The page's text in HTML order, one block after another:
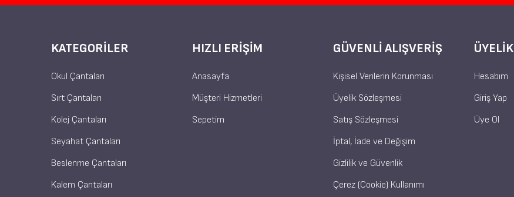
KATEGORILER
Okul Çantaları
Sırt Çantaları
Kolej Çantaları
Seyahat Çantaları
Beslenme Çantaları
Kalem Çantaları
HIZLI ERIŞIM
Anasayfa
Müşteri Hizmetleri
Sepetim
GÜVENLI ALIŞVERIŞ
Kişisel Verilerin Korunması
Üyelik Sözleşmesi
Satış Sözleşmesi
İptal, İade ve Değişim
Gizlilik ve Güvenlik
Çerez (Cookie) Kullanımı
ÜYELIK
Hesabım
Giriş Yap
Üye Ol